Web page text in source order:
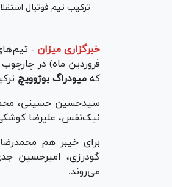
ترکیب تیم فوتبال
خبرگزاری میزان -
فروردین ماه) در
که میودراگ بوژوویچ
سیدحسین حسینی،
نیک‌نفس، علیرضا
برای خیبر هم
گودرزی، امیرحسین
می‌روند.